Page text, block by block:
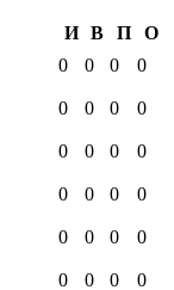
И В П
О
0 0 0 0
0 0 0 0
0 0 0 0
0 0 0 0
0 0 0 0
0 0 0 0